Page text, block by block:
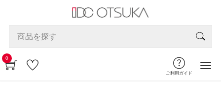
0
ご利用ガイド